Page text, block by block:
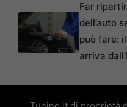
Far
dell’auto
può fare:
arriva